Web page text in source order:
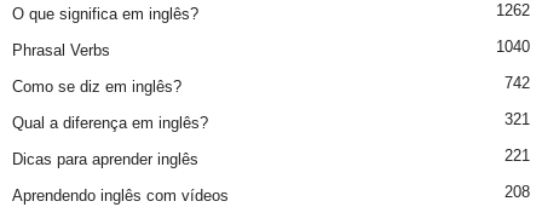
O que significa em inglês? 1262
Phrasal Verbs 1040
Como se diz em inglês? 742
Qual a diferença em inglês? 321
Dicas para aprender inglês 221
Aprendendo inglês com vídeos 208